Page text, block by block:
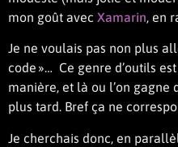
mon goût avec Xamarin, en
Je ne voulais pas non plus
code »… Ce genre d’outils
manière, et là ou l’on gagne
plus tard. Bref ça ne
Je cherchais donc, en